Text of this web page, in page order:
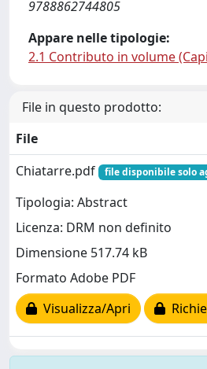
9788862744805
Appare nelle tipologie:
2.1 Contributo in volume
File in questo prodotto:
File
Chiatarre.pdf
file disponibile solo
Tipologia: Abstract
Licenza: DRM non definito
Dimensione 517.74 kB
Formato Adobe PDF
Visualizza/Apri